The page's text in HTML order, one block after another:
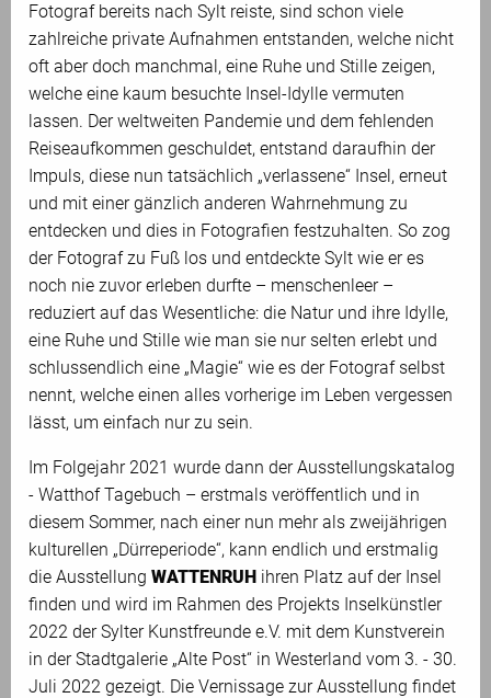
Fotograf bereits nach Sylt reiste, sind schon viele
zahlreiche private Aufnahmen entstanden, welche nicht
oft aber doch manchmal, eine Ruhe und Stille zeigen,
welche eine kaum besuchte Insel-Idylle vermuten
lassen. Der weltweiten Pandemie und dem fehlenden
Reiseaufkommen geschuldet, entstand daraufhin der
Impuls, diese nun tatsächlich „verlassene“ Insel, erneut
und mit einer gänzlich anderen Wahrnehmung zu
entdecken und dies in Fotografien festzuhalten. So zog
der Fotograf zu Fuß los und entdeckte Sylt wie er es
noch nie zuvor erleben durfte – menschenleer –
reduziert auf das Wesentliche: die Natur und ihre Idylle,
eine Ruhe und Stille wie man sie nur selten erlebt und
schlussendlich eine „Magie“ wie es der Fotograf selbst
nennt, welche einen alles vorherige im Leben vergessen
lässt, um einfach nur zu sein.
Im Folgejahr 2021 wurde dann der Ausstellungskatalog
- Watthof Tagebuch – erstmals veröffentlich und in
diesem Sommer, nach einer nun mehr als zweijährigen
kulturellen „Dürreperiode“, kann endlich und erstmalig
die Ausstellung WATTENRUH ihren Platz auf der Insel
finden und wird im Rahmen des Projekts Inselkünstler
2022 der Sylter Kunstfreunde e.V. mit dem Kunstverein
in der Stadtgalerie „Alte Post“ in Westerland vom 3. - 30.
Juli 2022 gezeigt. Die Vernissage zur Ausstellung findet